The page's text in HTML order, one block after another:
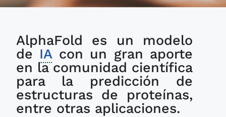
de Google y cuáles
son sus aplicaciones
en la investigación de
estructuras
moleculares?
AlphaFold es un modelo
de IAcon un gran aporte
en la comunidad científica
para la predicción de
estructuras de proteínas,
entre otras aplicaciones.